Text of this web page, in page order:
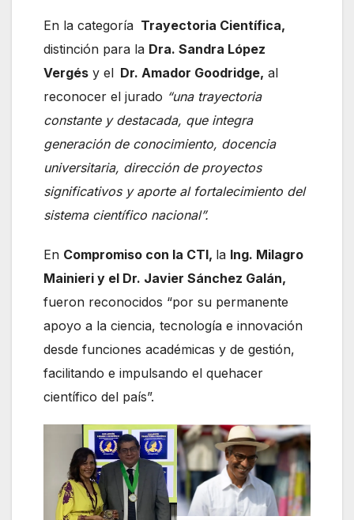
En la categoría Trayectoria Científica,
distinción para la Dra. Sandra López
Vergés y el Dr. Amador Goodridge, al
reconocer el jurado “una trayectoria
constante y destacada, que integra
generación de conocimiento, docencia
universitaria, dirección de proyectos
significativos y aporte al fortalecimiento del
sistema científico nacional”.
En Compromiso con la CTI, la Ing. Milagro
Mainieri y el Dr. Javier Sánchez Galán,
fueron reconocidos “por su permanente
apoyo a la ciencia, tecnología e innovación
desde funciones académicas y de gestión,
facilitando e impulsando el quehacer
científico del país”.